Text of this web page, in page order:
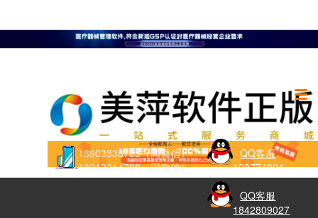
18903838788（同微信）
13213014788（同微信）
QQ客服
190774394
QQ客服
1842809027